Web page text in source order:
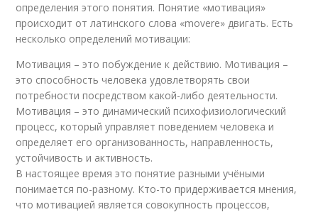
определения этого понятия. Понятие «мотивация»
происходит от латинского слова «movere» двигать. Есть
несколько определений мотивации:
Мотивация – это побуждение к действию. Мотивация –
это способность человека удовлетворять свои
потребности посредством какой-либо деятельности.
Мотивация – это динамический психофизиологический
процесс, который управляет поведением человека и
определяет его организованность, направленность,
устойчивость и активность.
В настоящее время это понятие разными учёными
понимается по-разному. Кто-то придерживается мнения,
что мотивацией является совокупность процессов,